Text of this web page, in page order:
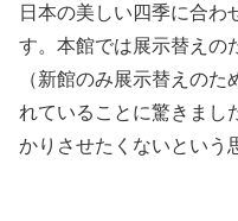
日本の美しい四季に合わ
す。本館では展示替えの
（新館のみ展示替えの
れていることに驚きまし
かりさせたくないという